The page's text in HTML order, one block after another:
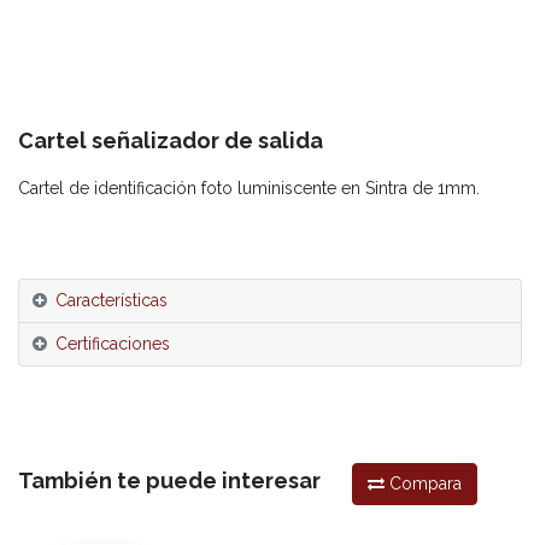
Cartel señalizador de salida
Cartel de identificación foto luminiscente en Sintra de 1mm.
Características
Certificaciones
También te puede interesar Compara